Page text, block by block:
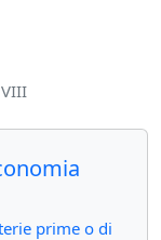
prime o di